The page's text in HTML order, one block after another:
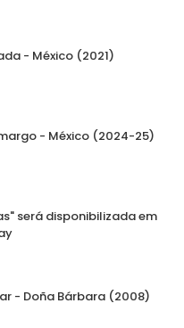
- México (2021)
- México (2024-25)
será disponibilizada em
- Doña Bárbara (2008)